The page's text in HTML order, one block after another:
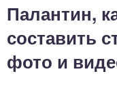
Палантин,
составить
фото и